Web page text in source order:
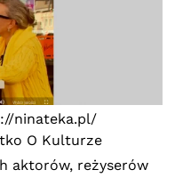
ninateka.pl/
O Kulturze
aktorów, reżyserów